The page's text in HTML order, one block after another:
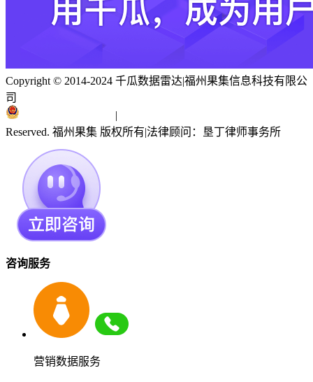
Copyright © 2014-2024 千瓜数据雷达|福州果集信息科技有限公
司
|
Reserved. 福州果集 版权所有|法律顾问：垦丁律师事务所
咨询服务
营销数据服务